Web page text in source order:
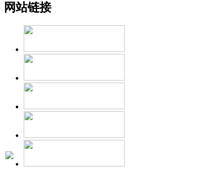
网站链接